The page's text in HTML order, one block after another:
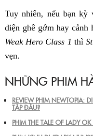
Tuy nhiên, nếu bạn kỳ
diện ghê gớm hay cảnh
Weak Hero Class 1 thì
vẹn.
NHỮNG PHIM
REVIEW PHIM NEWTOPIA:
TẬP ĐẦU?
PHIM THE TALE OF LADY